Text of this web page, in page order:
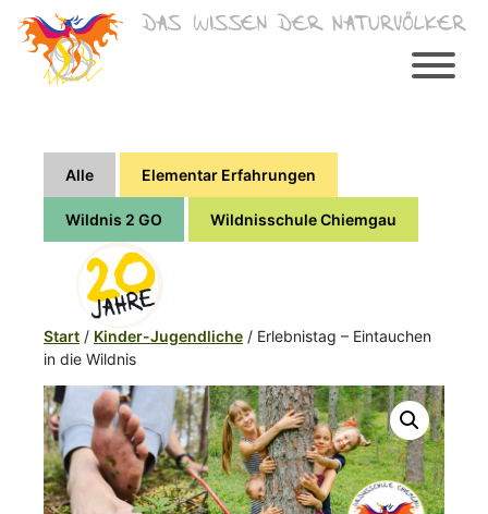
Inhalt
springen
Alle Elementar Erfahrungen
Wildnis 2 GO Wildnisschule Chiemgau
Start / Kinder-Jugendliche / Erlebnistag – Eintauchen
in die Wildnis